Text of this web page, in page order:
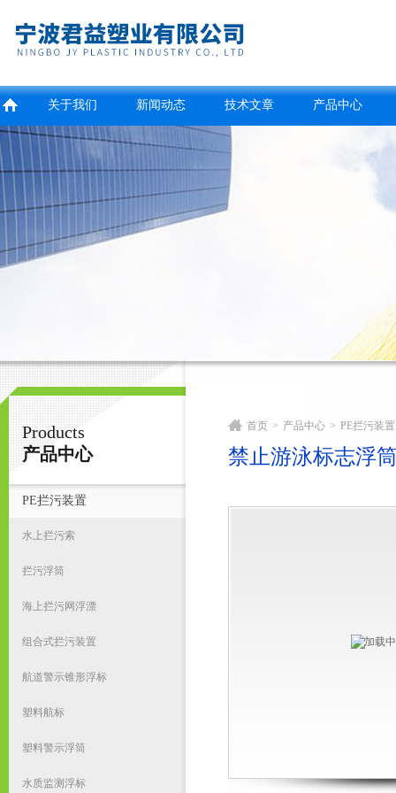
宁波君益塑业有限公司
关于我们 新闻动态 技术文章 产品中心
Products
产品中心
PE拦污装置
水上拦污索
拦污浮筒
海上拦污网浮漂
组合式拦污装置
航道警示锥形浮标
塑料航标
塑料警示浮筒
水质监测浮标
首页 > 产品中心 > PE拦污装置
禁止游泳标志浮